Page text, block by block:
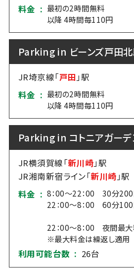
料金 : 最初の2時間無料
以降 4時間毎110円
Parking in ビーンズ戸田
JR埼京線「戸田」駅
料金 : 最初の2時間無料
以降 4時間毎110円
Parking in コトニアガー
JR横須賀線「新川崎」駅
JR湘南新宿ライン「新川崎」駅
料金 : 8：00～22：00 30分
22：00～8：00 60分
22：00～8：00 夜間最
※最大料金は繰返し適用
利用可能台数 : 26台